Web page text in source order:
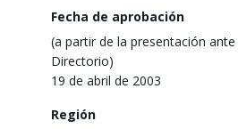
Fecha de aprobación
(a partir de la presentación ante
Directorio)
19 de abril de 2003
Región